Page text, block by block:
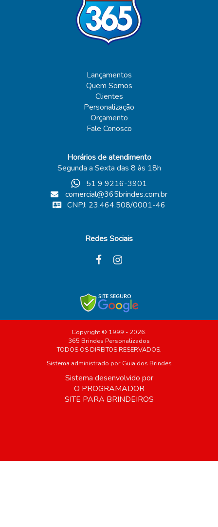
Lançamentos
Quem Somos
Clientes
Personalização
Orçamento
Fale Conosco
Horários de atendimento
Segunda a Sexta das 8 às 18h
51 9 9216-3901
comercial@365brindes.com.br
CNPJ: 23.464.508/0001-46
Redes Sociais
Copyright © 1999 - 2026.
365 Brindes Personalizados
TODOS OS DIREITOS RESERVADOS.
Sistema administrado por Guia dos Brindes
Sistema desenvolvido por
O PROGRAMADOR
SITE PARA BRINDEIROS